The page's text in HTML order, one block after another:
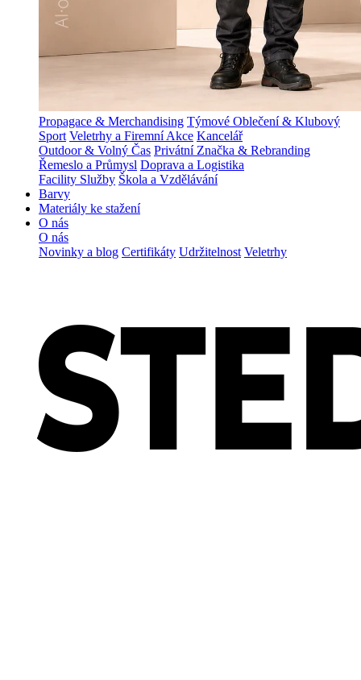
Propagace & Merchandising Týmové Oblečení & Klubový
Sport Veletrhy a Firemní Akce Kancelář
Outdoor & Volný Čas Privátní Značka & Rebranding
Řemeslo a Průmysl Doprava a Logistika
Facility Služby Škola a Vzdělávání
Barvy
Materiály ke stažení
O nás
O nás
Novinky a blog Certifikáty Udržitelnost Veletrhy